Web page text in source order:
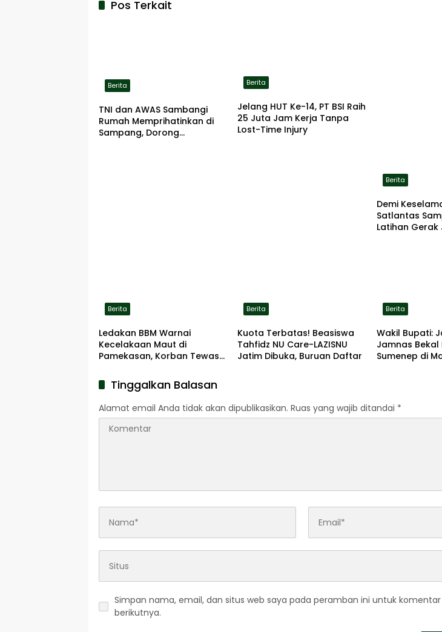
Pos Terkait
Berita
TNI dan AWAS Sambangi
Rumah Memprihatinkan di
Sampang, Dorong
Berita
Jelang HUT Ke-14, PT BSI Raih
25 Juta Jam Kerja Tanpa
Lost-Time Injury
Berita
Demi
Satlantas
Latihan Gerak
Berita
Ledakan BBM Warnai
Kecelakaan Maut di
Pamekasan, Korban Tewas
Berita
Kuota Terbatas! Beasiswa
Tahfidz NU Care-LAZISNU
Jatim Dibuka, Buruan Daftar
Berita
Wakil Bupati:
Jamnas
Sumenep di
Tinggalkan Balasan
Alamat email Anda tidak akan dipublikasikan. Ruas yang wajib ditandai *
Simpan nama, email, dan situs web saya pada peramban ini untuk
berikutnya.